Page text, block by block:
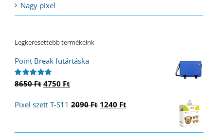
Nagy pixel
Legkeresettebb termékeink
Point Break futártáska
Értékelés:
8650Ft Original
price
was:
4750 Ft
price
is:
Pixel szett T-S11 2090Ft Original
1240 Ft